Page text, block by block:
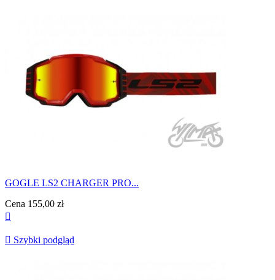
GOGLE LS2 CHARGER PRO...
Cena 155,00 zł

 Szybki podgląd